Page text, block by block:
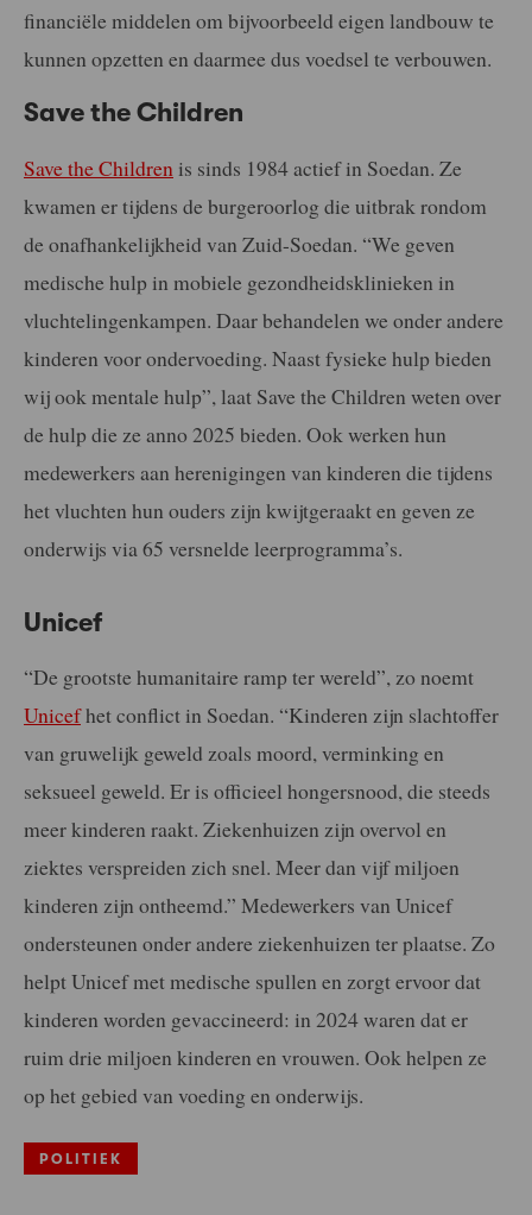
financiële middelen om bijvoorbeeld eigen landbouw te
kunnen opzetten en daarmee dus voedsel te verbouwen.
Save the Children
Save the Children is sinds 1984 actief in Soedan. Ze
kwamen er tijdens de burgeroorlog die uitbrak rondom
de onafhankelijkheid van Zuid-Soedan. “We geven
medische hulp in mobiele gezondheidsklinieken in
vluchtelingenkampen. Daar behandelen we onder andere
kinderen voor ondervoeding. Naast fysieke hulp bieden
wij ook mentale hulp”, laat Save the Children weten over
de hulp die ze anno 2025 bieden. Ook werken hun
medewerkers aan herenigingen van kinderen die tijdens
het vluchten hun ouders zijn kwijtgeraakt en geven ze
onderwijs via 65 versnelde leerprogramma’s.
Unicef
“De grootste humanitaire ramp ter wereld”, zo noemt
Unicefhet conflict in Soedan. “Kinderen zijn slachtoffer
van gruwelijk geweld zoals moord, verminking en
seksueel geweld. Er is officieel hongersnood, die steeds
meer kinderen raakt. Ziekenhuizen zijn overvol en
ziektes verspreiden zich snel. Meer dan vijf miljoen
kinderen zijn ontheemd.” Medewerkers van Unicef
ondersteunen onder andere ziekenhuizen ter plaatse. Zo
helpt Unicef met medische spullen en zorgt ervoor dat
kinderen worden gevaccineerd: in 2024 waren dat er
ruim drie miljoen kinderen en vrouwen. Ook helpen ze
op het gebied van voeding en onderwijs.
POLITIEK